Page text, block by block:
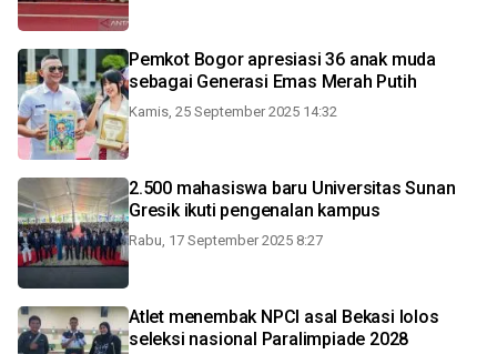
Pemkot Bogor apresiasi 36 anak muda
sebagai Generasi Emas Merah Putih
Kamis, 25 September 2025 14:32
2.500 mahasiswa baru Universitas Sunan
Gresik ikuti pengenalan kampus
Rabu, 17 September 2025 8:27
Atlet menembak NPCI asal Bekasi lolos
seleksi nasional Paralimpiade 2028